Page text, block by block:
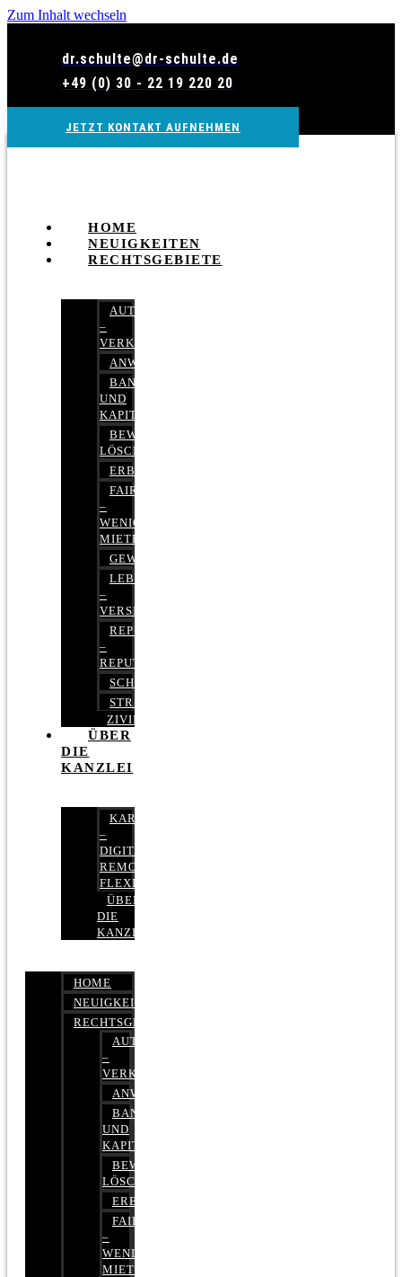
Zum Inhalt wechseln
dr.schulte@dr-schulte.de
+49 (0) 30 - 22 19 220 20
JETZT KONTAKT AUFNEHMEN
HOME
NEUIGKEITEN
RECHTSGEBIETE
AUTOBETRUG
–
VERKEHRSRECHT
ANWALTSHAFTUNGSRECHT
BANK-
UND
KAPITALMARKTRECHT
BEWERTUNGEN
LÖSCHEN
ERBRECHT
FAIRMIETEN
–
WENIGER
MIETE
GEWERBERECHT
LEBENSVERSICHERUNG
–
VERSICHERUNGSRECHT
REPUTATIONSRECHT
–
REPUTATIONSMANAGEMENT
SCHUFARECHT
STRAFRECHT
ZIVILRECHT
ÜBER
DIE
KANZLEI
KARRIERE
–
DIGITAL,
REMOTE,
FLEXIBEL
ÜBER
DIE
KANZLEI
HOME
NEUIGKEITEN
RECHTSGEBIETE
AUTOBETRUG
–
VERKEHRSRECHT
ANWALTSHAFTUNGSRECHT
BANK-
UND
KAPITALMARKTRECHT
BEWERTUNGEN
LÖSCHEN
ERBRECHT
FAIRMIETEN
–
WENIGER
MIETE